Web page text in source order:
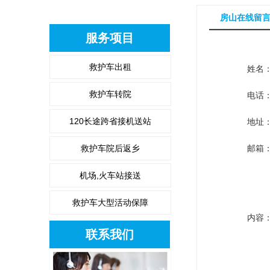
服务项目
救护车出租
救护车转院
120长途跨省接机送站
救护车院后返乡
机场,火车站接送
救护车大型活动保障
联系我们
房山在线留言
姓名：
电话：
地址：
邮箱：
内容：